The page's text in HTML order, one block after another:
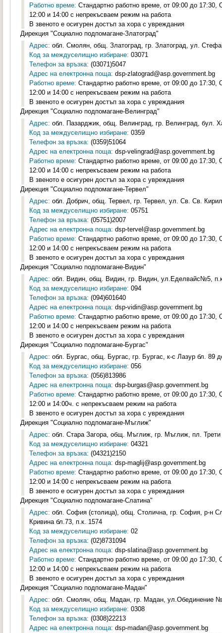
Работно време: Стандартно работно време, от 09:00 до
12:00 и 14:00 с непрекъсваем режим на работа
В звеното е осигурен достъп за хора с увреждания
Дирекция "Социално подпомагане-Златоград"
Адрес: обл. Смолян, общ. Златоград, гр. Златоград, ул.
Код за междуселищно избиране: 03071
Телефон за връзка: (03071)5047
Адрес на електронна поща: dsp-zlatograd@asp.government.bg
Работно време: Стандартно работно време, от 09:00 до
12:00 и 14:00 с непрекъсваем режим на работа
В звеното е осигурен достъп за хора с увреждания
Дирекция "Социално подпомагане-Велинград"
Адрес: обл. Пазарджик, общ. Велинград, гр. Велинград, бул.
Код за междуселищно избиране: 0359
Телефон за връзка: (0359)51064
Адрес на електронна поща: dsp-velingrad@asp.government.bg
Работно време: Стандартно работно време, от 09:00 до
12:00 и 14:00 с непрекъсваем режим на работа
В звеното е осигурен достъп за хора с увреждания
Дирекция "Социално подпомагане-Тервел"
Адрес: обл. Добрич, общ. Тервел, гр. Тервел, ул. Св. Св.
Код за междуселищно избиране: 05751
Телефон за връзка: (05751)2007
Адрес на електронна поща: dsp-tervel@asp.government.bg
Работно време: Стандартно работно време, от 09:00 до
12:00 и 14:00 с непрекъсваем режим на работа
В звеното е осигурен достъп за хора с увреждания
Дирекция "Социално подпомагане-Видин"
Адрес: обл. Видин, общ. Видин, гр. Видин, ул.Еделвайс№5,
Код за междуселищно избиране: 094
Телефон за връзка: (094)601640
Адрес на електронна поща: dsp-vidin@asp.government.bg
Работно време: Стандартно работно време, от 09:00 до
12:00 и 14:00 с непрекъсваем режим на работа
В звеното е осигурен достъп за хора с увреждания
Дирекция "Социално подпомагане-Бургас"
Адрес: обл. Бургас, общ. Бургас, гр. Бургас, к-с Лазур бл. 89
Код за междуселищно избиране: 056
Телефон за връзка: (056)813986
Адрес на електронна поща: dsp-burgas@asp.government.bg
Работно време: Стандартно работно време, от 09:00 до
12:00 и 14:00ч. с непрекъсваем режим на работа
В звеното е осигурен достъп за хора с увреждания
Дирекция "Социално подпомагане-Мъглиж"
Адрес: обл. Стара Загора, общ. Мъглиж, гр. Мъглиж, пл.
Код за междуселищно избиране: 04321
Телефон за връзка: (04321)2150
Адрес на електронна поща: dsp-maglij@asp.government.bg
Работно време: Стандартно работно време, от 09:00 до
12:00 и 14:00 с непрекъсваем режим на работа
В звеното е осигурен достъп за хора с увреждания
Дирекция "Социално подпомагане-Слатина"
Адрес: обл. София (столица), общ. Столична, гр. София, р-н
Кривина бл.73, п.к. 1574
Код за междуселищно избиране: 02
Телефон за връзка: (02)8731094
Адрес на електронна поща: dsp-slatina@asp.government.bg
Работно време: Стандартно работно време, от 09:00 до
12:00 и 14:00 с непрекъсваем режим на работа
В звеното е осигурен достъп за хора с увреждания
Дирекция "Социално подпомагане-Мадан"
Адрес: обл. Смолян, общ. Мадан, гр. Мадан, ул.Обединение
Код за междуселищно избиране: 0308
Телефон за връзка: (0308)22213
Адрес на електронна поща: dsp-madan@asp.government.bg